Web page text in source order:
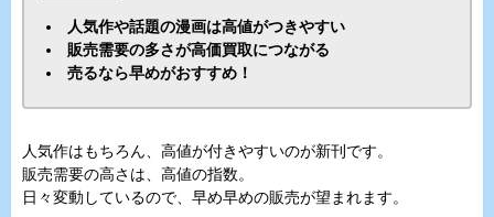
人気作や話題の漫画は高値がつきやすい
販売需要の多さが高価買取につながる
売るなら早めがおすすめ！
人気作はもちろん、高値が付きやすいのが新刊です。
販売需要の高さは、高値の指数。
日々変動しているので、早め早めの販売が望まれます。